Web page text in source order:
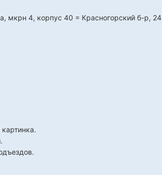
мкрн 4, корпус 40 = Красногорский б-р, 24